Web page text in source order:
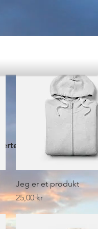
priser:
Hurtigvisning
Jeg er et produkt
Pris
25,00 kr